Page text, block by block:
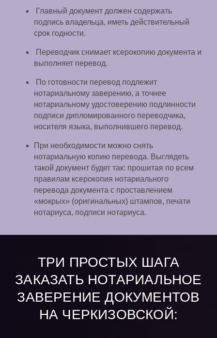
Главный документ должен содержать
подпись владельца, иметь действительный
срок годности.
Переводчик снимает ксерокопию документа и
выполняет перевод.
По готовности перевод подлежит
нотариальному заверению, а точнее
нотариальному удостоверению подлинности
подписи дипломированного переводчика,
носителя языка, выполнившего перевод.
При необходимости можно снять
нотариальную копию перевода. Выглядеть
такой документ будет так: прошитая по всем
правилам ксерокопия нотариального
перевода документа с проставлением
«мокрых» (оригинальных) штампов, печати
нотариуса, подписи нотариуса.
ТРИ ПРОСТЫХ ШАГА
ЗАКАЗАТЬ НОТАРИАЛЬНОЕ
ЗАВЕРЕНИЕ ДОКУМЕНТОВ
НА ЧЕРКИЗОВСКОЙ: